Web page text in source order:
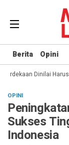
Berita Opini
Dinilai Harus
OPINI
Sukses
Indonesia